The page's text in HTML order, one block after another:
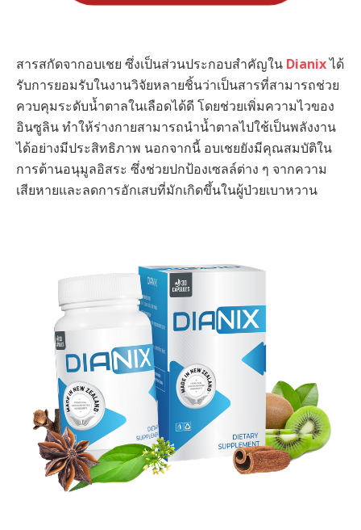
สารสกัดจากอบเชย ซึ่งเป็นส่วนประกอบสำคัญใน Dianixได้
รับการยอมรับในงานวิจัยหลายชิ้นว่าเป็นสารที่สามารถช่วย
ควบคุมระดับน้ำตาลในเลือดได้ดี โดยช่วยเพิ่มความไวของ
อินซูลิน ทำให้ร่างกายสามารถนำน้ำตาลไปใช้เป็นพลังงาน
ได้อย่างมีประสิทธิภาพ นอกจากนี้ อบเชยยังมีคุณสมบัติใน
การต้านอนุมูลอิสระ ซึ่งช่วยปกป้องเซลล์ต่าง ๆ จากความ
เสียหายและลดการอักเสบที่มักเกิดขึ้นในผู้ป่วยเบาหวาน